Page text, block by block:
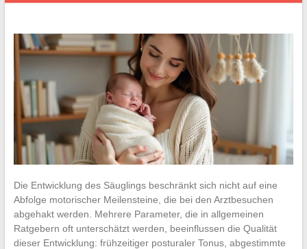
Die Entwicklung des Säuglings beschränkt sich nicht auf eine
Abfolge motorischer Meilensteine, die bei den Arztbesuchen
abgehakt werden. Mehrere Parameter, die in allgemeinen
Ratgebern oft unterschätzt werden, beeinflussen die Qualität
dieser Entwicklung: frühzeitiger posturaler Tonus, abgestimmte